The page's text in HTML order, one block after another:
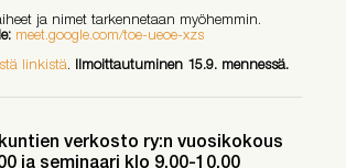
ja nimet tarkennetaan myöhemmin.
meet.google.com/toe-ueoe-xzs
linkistä. Ilmoittautuminen 15.9. mennessä.
verkosto ry:n vuosikokous
ja seminaari klo 9.00-10.00